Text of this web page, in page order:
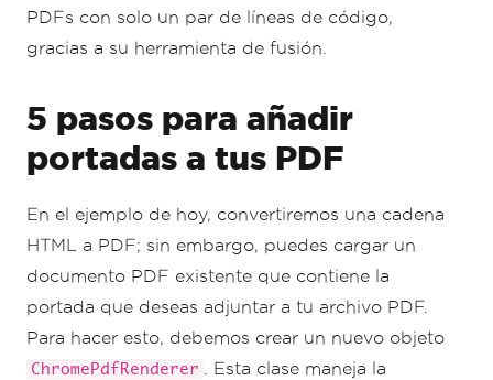
PDFs con solo un par de líneas de código,
gracias a su herramienta de fusión.
5 pasos para añadir
portadas a tus PDF
En el ejemplo de hoy, convertiremos una cadena
HTML a PDF; sin embargo, puedes cargar un
documento PDF existente que contiene la
portada que deseas adjuntar a tu archivo PDF.
Para hacer esto, debemos crear un nuevo objeto
ChromePdfRenderer
. Esta clase maneja la